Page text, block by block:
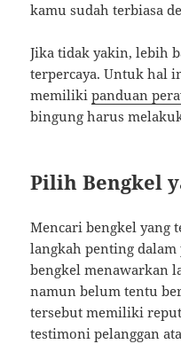
kamu sudah terbiasa
Jika tidak yakin, lebih
terpercaya. Untuk hal
memilikipanduan
bingung harus
Pilih Bengkel
Mencari bengkel yang
langkah penting dalam
bengkel menawarkan
namun belum tentu
tersebut memiliki
testimoni pelanggan